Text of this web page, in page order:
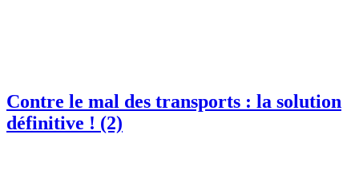
Contre le mal des transports : la solution
définitive ! (2)